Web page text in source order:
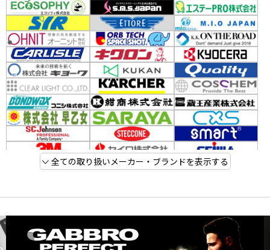
全ての取り扱いメーカー・ブランドを表示する